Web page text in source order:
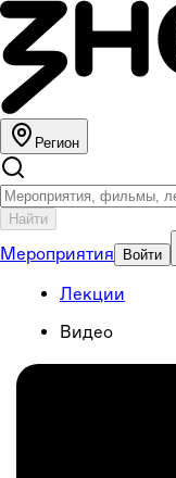
Регион
Найти
Мероприятия Войти
Лекции
Видео